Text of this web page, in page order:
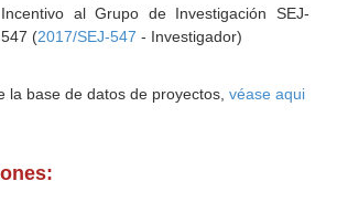
Incentivo al Grupo de Investigación SEJ-
547 (2017/SEJ-547 - Investigador)
la base de datos de proyectos, véase aqui